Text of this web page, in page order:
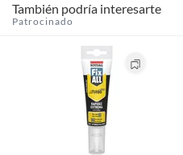
También podría interesarte
Patrocinado